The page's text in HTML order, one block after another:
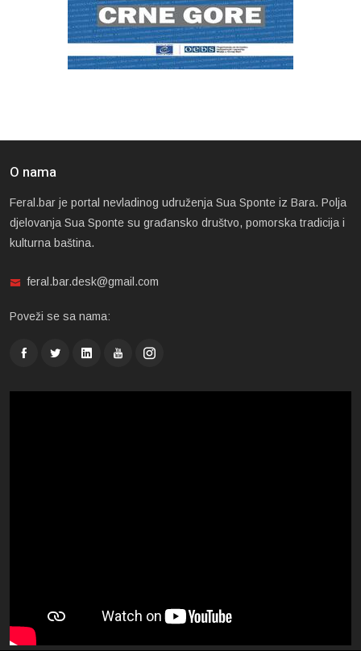
O nama
Feral.bar je portal nevladinog udruženja Sua Sponte iz Bara. Polja
djelovanja Sua Sponte su građansko društvo, pomorska tradicija i
kulturna baština.
feral.bar.desk@gmail.com
Poveži se sa nama: